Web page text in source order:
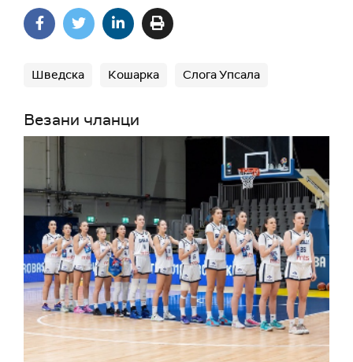
Шведска Кошарка Слога Упсала
Везани чланци